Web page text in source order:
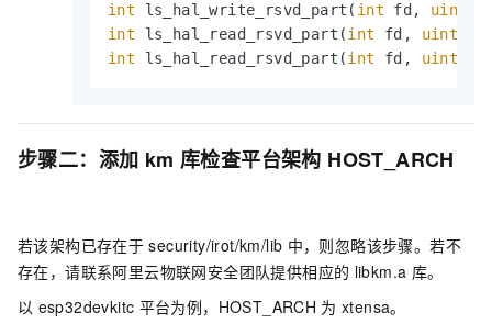
int ls_hal_write_rsvd_part( int fd, uint32
int ls_hal_read_rsvd_part(int fd, uint32
int ls_hal_read_rsvd_part(int fd, uint32
步骤二：添加 km 库检查平台架构 HOST_ARCH
若该架构已存在于 security/irot/km/lib 中，则忽略该步骤。若不
存在，请联系阿里云物联网安全团队提供相应的 libkm.a 库。
以 esp32devkitc 平台为例，HOST_ARCH 为 xtensa。